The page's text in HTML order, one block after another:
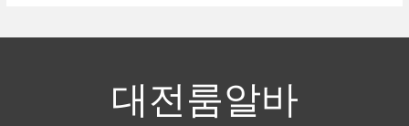
대전룸알바